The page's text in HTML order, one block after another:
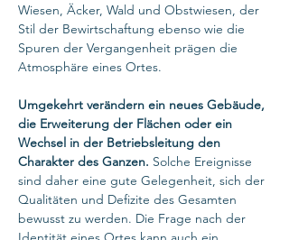
Wiesen, Äcker, Wald und Obstwiesen, der
Stil der Bewirtschaftung ebenso wie die
Spuren der Vergangenheit prägen die
Atmosphäre eines Ortes.
Umgekehrt verändern ein neues Gebäude,
die Erweiterung der Flächen oder ein
Wechsel in der Betriebsleitung den
Charakter des Ganzen. Solche Ereignisse
sind daher eine gute Gelegenheit, sich der
Qualitäten und Defizite des Gesamten
bewusst zu werden. Die Frage nach der